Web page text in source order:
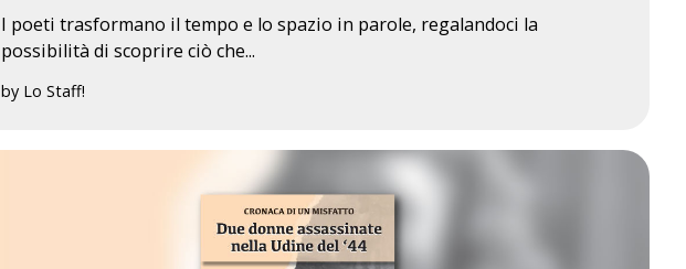
I poeti trasformano il tempo e lo spazio in parole, regalandoci la
possibilità di scoprire ciò che...
by Lo Staff!